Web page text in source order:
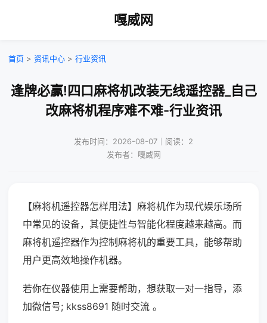
嘎威网
首页 > 资讯中心 > 行业资讯
逢牌必赢!四口麻将机改装无线遥控器_自己
改麻将机程序难不难-行业资讯
发布时间：2026-08-07｜阅读：2
发布者：嘎威网
【麻将机遥控器怎样用法】麻将机作为现代娱乐场所
中常见的设备，其便捷性与智能化程度越来越高。而
麻将机遥控器作为控制麻将机的重要工具，能够帮助
用户更高效地操作机器。
若你在仪器使用上需要帮助，想获取一对一指导，添
加微信号; kkss8691 随时交流 。